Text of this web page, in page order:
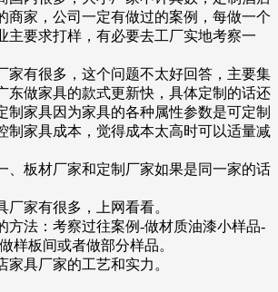
商家，公司一定有做过的案例，每做一个
主要求打样，有必要去工厂实地考察一
家有很多，这个问题不太好回答，主要集
东做家具的款式更新快，具体定制的话还
制家具因为家具的各种属性参数是可定制
制家具成本，觉得成本太高时可以适量减
、板材厂家和定制厂家如果是同一家的话
厂家有很多，上网看看。
方法：考察过往案例-做材质油漆小样品-
样板间或者做部分样品。
家具厂家的工艺和实力。